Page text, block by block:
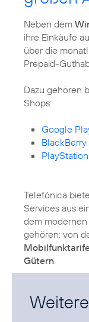
Neben dem
ihre Einkäufe
über die
Prepaid-
Dazu gehören
Shops:
Google
Telefónica
Services aus
dem
gehören: von
Gütern.